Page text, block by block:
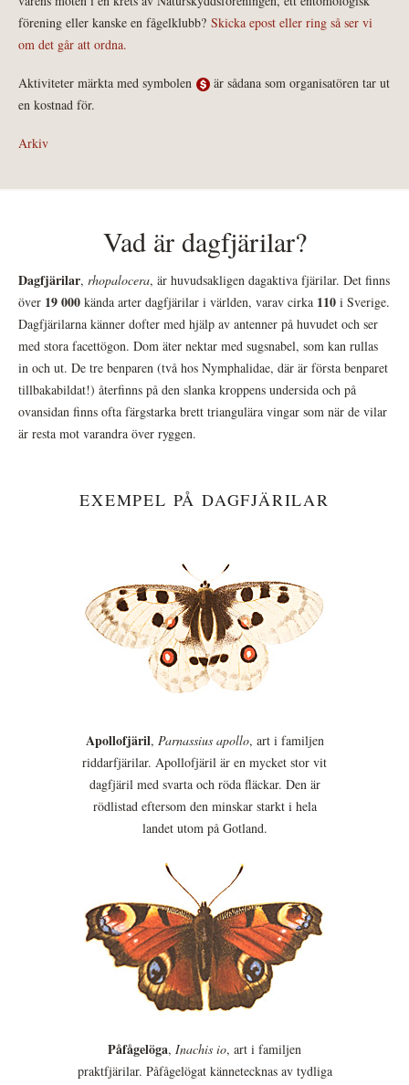
förening eller kanske en fågelklubb? Skicka epost eller ring så ser vi
om det går att ordna.
Aktiviteter märkta med symbolen
är sådana som organisatören tar ut
en kostnad för.
Arkiv
Vad är dagfjärilar?
Dagfjärilar, rhopalocera, är huvudsakligen dagaktiva fjärilar. Det finns
över 19 000 kända arter dagfjärilar i världen, varav cirka 110 i Sverige.
Dagfjärilarna känner dofter med hjälp av antenner på huvudet och ser
med stora facettögon. Dom äter nektar med sugsnabel, som kan rullas
in och ut. De tre benparen (två hos Nymphalidae, där är första benparet
tillbakabildat!) återfinns på den slanka kroppens undersida och på
ovansidan finns ofta färgstarka brett triangulära vingar som när de vilar
är resta mot varandra över ryggen.
EXEMPEL PÅ DAGFJÄRILAR
Apollofjäril, Parnassius apollo, art i familjen
riddarfjärilar. Apollofjäril är en mycket stor vit
dagfjäril med svarta och röda fläckar. Den är
rödlistad eftersom den minskar starkt i hela
landet utom på Gotland.
Påfågelöga, Inachis io, art i familjen
praktfjärilar. Påfågelögat kännetecknas av tydliga